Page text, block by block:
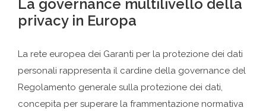
La governance multilivello della
privacy in Europa
La rete europea dei Garanti per la protezione dei dati
personali rappresenta il cardine della governance del
Regolamento generale sulla protezione dei dati,
concepita per superare la frammentazione normativa